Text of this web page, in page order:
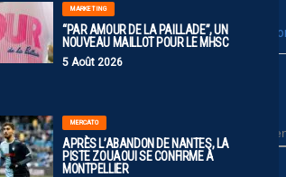
MARKETING
“PAR AMOUR DE LA PAILLADE”, UN
NOUVEAU MAILLOT POUR LE MHSC
5 Août 2026
MERCATO
APRÈS L’ABANDON DE NANTES, LA
PISTE ZOUAOUI SE CONFIRME À
MONTPELLIER
Se connecter avec : vous
poster un commentaire